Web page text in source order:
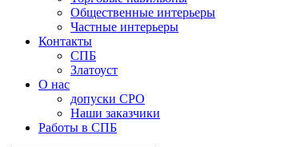
Общественные интерьеры
Частные интерьеры
Контакты
СПБ
Златоуст
О нас
допуски СРО
Наши заказчики
Работы в СПБ